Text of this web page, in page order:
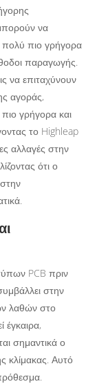
να
πολύ πιο γρήγορα
παραγωγής.
να επιταχύνουν
αγοράς,
γρήγορα και
το Highleap
αλλαγές στην
ότι ο
PCB πριν
στην
λαθών στο
έγκαιρα,
σημαντικά ο
κλίμακας. Αυτό